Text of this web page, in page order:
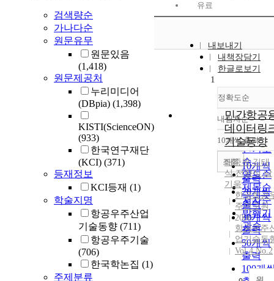
검색량순
가나다순
원문유무
원문있음
(1,418)
원문제공처
누리미디어
(DBpia) (1,398)
KISTI(ScienceON)
(933)
한국연구재단
(KCI) (371)
등재정보
KCI등재 (1)
학술지명
항공우주산업
기술동향 (711)
항공우주기술
(706)
한국학논집 (1)
주제분류
유료
내보내기
내책장담기
한글로보기
정확도순
정확도
순
인기도
순
연도순
제목순
저자순
발행기
관순
내림차순
내림차
10개씩 출력
10개씩
출력
20개씩
출력
30개씩
출력
50개씩
출력
100개
조회
1
민간항공
데이터링
기술동향
배중원,김태
식,전향식,남
기욱
한국항공
주연구원
2006
항공우주
업기술동
Vol.4 No.2